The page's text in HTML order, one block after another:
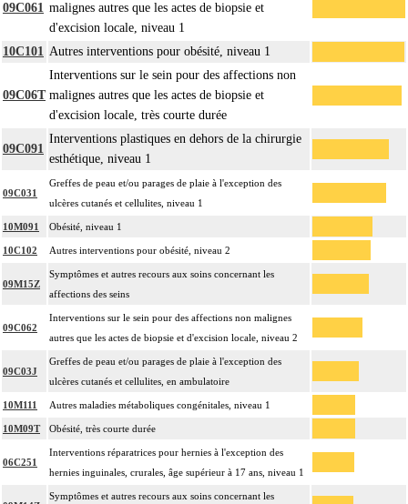
09C061 malignes autres que les actes de biopsie et
d'excision locale, niveau 1
10C101 Autres interventions pour obésité, niveau 1
09C06T
Interventions sur le sein pour des affections non
malignes autres que les actes de biopsie et
d'excision locale, très courte durée
09C091
Interventions plastiques en dehors de la chirurgie
esthétique, niveau 1
09C031
Greffes de peau et/ou parages de plaie à l'exception des
ulcères cutanés et cellulites, niveau 1
10M091 Obésité, niveau 1
10C102 Autres interventions pour obésité, niveau 2
09M15Z
Symptômes et autres recours aux soins concernant les
affections des seins
09C062
Interventions sur le sein pour des affections non malignes
autres que les actes de biopsie et d'excision locale, niveau 2
09C03J
Greffes de peau et/ou parages de plaie à l'exception des
ulcères cutanés et cellulites, en ambulatoire
10M111 Autres maladies métaboliques congénitales, niveau 1
10M09T Obésité, très courte durée
06C251
Interventions réparatrices pour hernies à l'exception des
hernies inguinales, crurales, âge supérieur à 17 ans, niveau 1
Symptômes et autres recours aux soins concernant les